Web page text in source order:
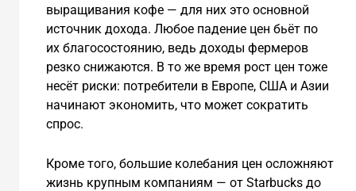
выращивания кофе — для них это основной
источник дохода. Любое падение цен бьёт по
их благосостоянию, ведь доходы фермеров
резко снижаются. В то же время рост цен тоже
несёт риски: потребители в Европе, США и Азии
начинают экономить, что может сократить
спрос.
Кроме того, большие колебания цен осложняют
жизнь крупным компаниям — от Starbucks до